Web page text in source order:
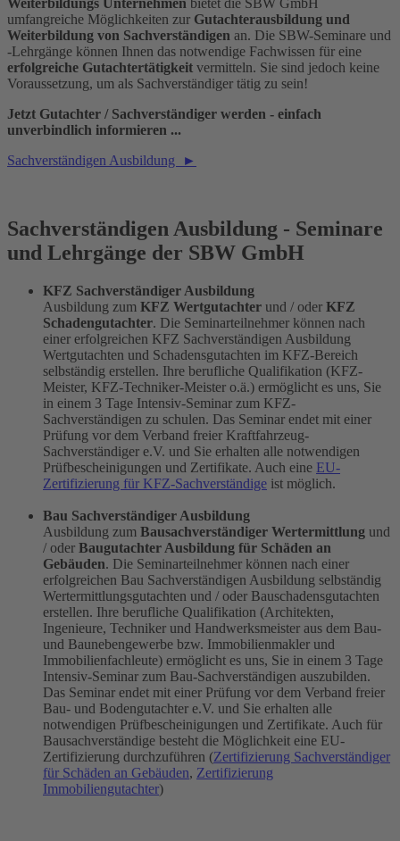
Weiterbildungs Unternehmen bietet die SBW GmbH
umfangreiche Möglichkeiten zur Gutachterausbildung und
Weiterbildung von Sachverständigen an. Die SBW-Seminare und
-Lehrgänge können Ihnen das notwendige Fachwissen für eine
erfolgreiche Gutachtertätigkeit vermitteln. Sie sind jedoch keine
Voraussetzung, um als Sachverständiger tätig zu sein!
Jetzt Gutachter / Sachverständiger werden - einfach
unverbindlich informieren ...
Sachverständigen Ausbildung ►
Sachverständigen Ausbildung - Seminare
und Lehrgänge der SBW GmbH
KFZ Sachverständiger Ausbildung
Ausbildung zum KFZ Wertgutachter und / oder KFZ
Schadengutachter. Die Seminarteilnehmer können nach
einer erfolgreichen KFZ Sachverständigen Ausbildung
Wertgutachten und Schadensgutachten im KFZ-Bereich
selbständig erstellen. Ihre berufliche Qualifikation (KFZ-
Meister, KFZ-Techniker-Meister o.ä.) ermöglicht es uns, Sie
in einem 3 Tage Intensiv-Seminar zum KFZ-
Sachverständigen zu schulen. Das Seminar endet mit einer
Prüfung vor dem Verband freier Kraftfahrzeug-
Sachverständiger e.V. und Sie erhalten alle notwendigen
Prüfbescheinigungen und Zertifikate. Auch eine EU-
Zertifizierung für KFZ-Sachverständige ist möglich.
Bau Sachverständiger Ausbildung
Ausbildung zum Bausachverständiger Wertermittlung und
/ oder Baugutachter Ausbildung für Schäden an
Gebäuden. Die Seminarteilnehmer können nach einer
erfolgreichen Bau Sachverständigen Ausbildung selbständig
Wertermittlungsgutachten und / oder Bauschadensgutachten
erstellen. Ihre berufliche Qualifikation (Architekten,
Ingenieure, Techniker und Handwerksmeister aus dem Bau-
und Baunebengewerbe bzw. Immobilienmakler und
Immobilienfachleute) ermöglicht es uns, Sie in einem 3 Tage
Intensiv-Seminar zum Bau-Sachverständigen auszubilden.
Das Seminar endet mit einer Prüfung vor dem Verband freier
Bau- und Bodengutachter e.V. und Sie erhalten alle
notwendigen Prüfbescheinigungen und Zertifikate. Auch für
Bausachverständige besteht die Möglichkeit eine EU-
Zertifizierung durchzuführen (Zertifizierung Sachverständiger
für Schäden an Gebäuden, Zertifizierung
Immobiliengutachter)